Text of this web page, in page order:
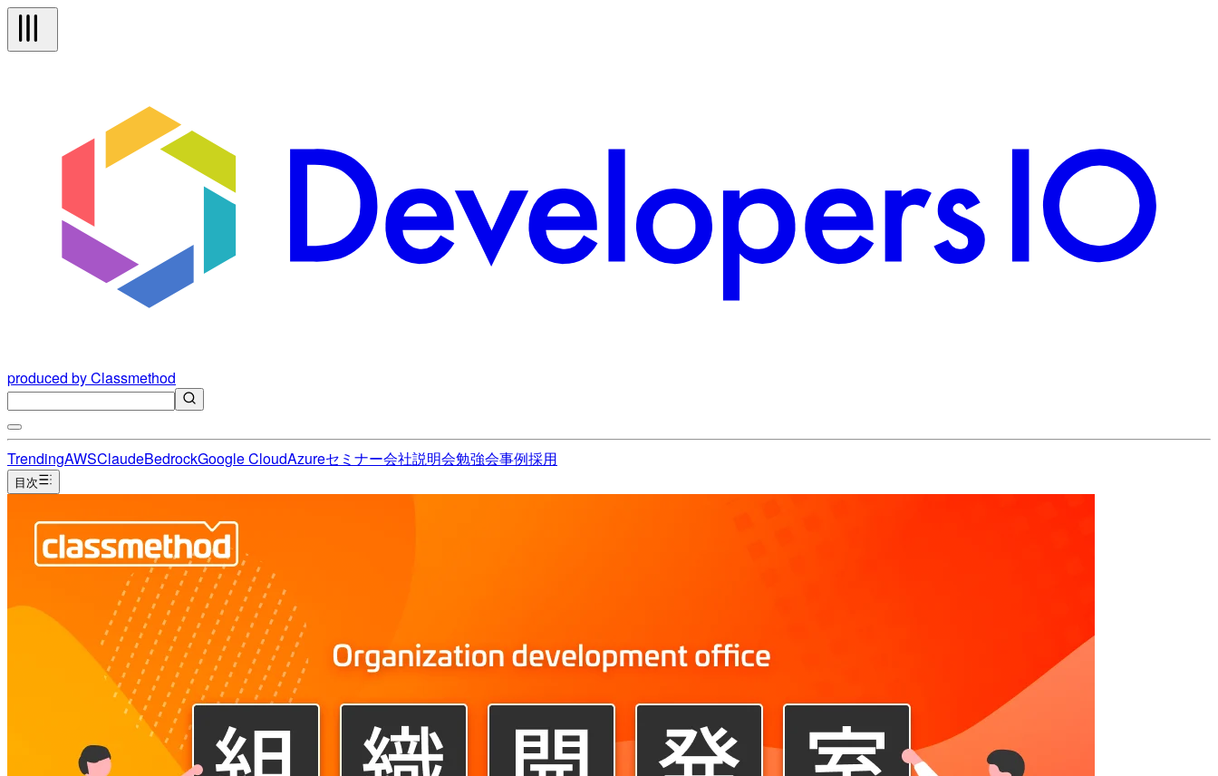
produced by Classmethod
TrendingAWSClaudeBedrockGoogle CloudAzureセミナー会社説明会勉強会事例採用
目次